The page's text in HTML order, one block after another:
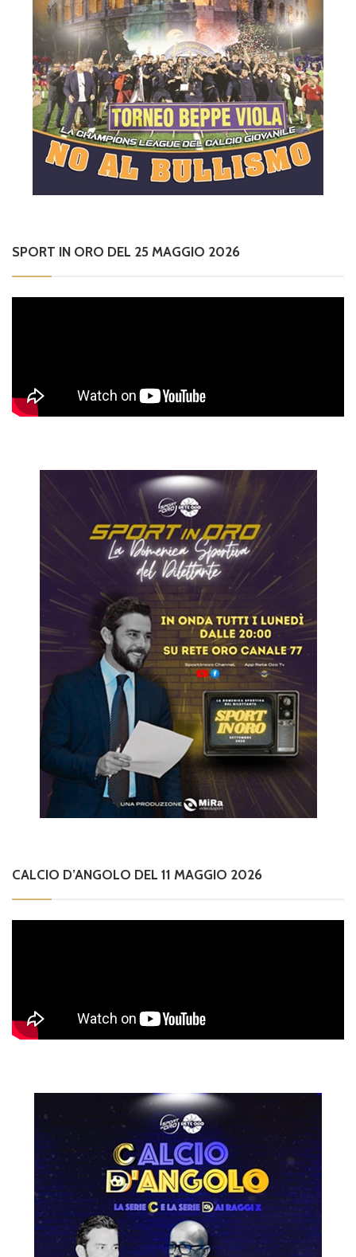
SPORT IN ORO DEL 25 MAGGIO 2026
CALCIO D’ANGOLO DEL 11 MAGGIO 2026